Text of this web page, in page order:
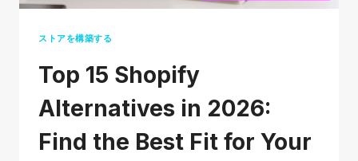
と
購
者
た
め
ストアを構築する
Top 15 Shopify
Alternatives in 2026:
Find the Best Fit for Your